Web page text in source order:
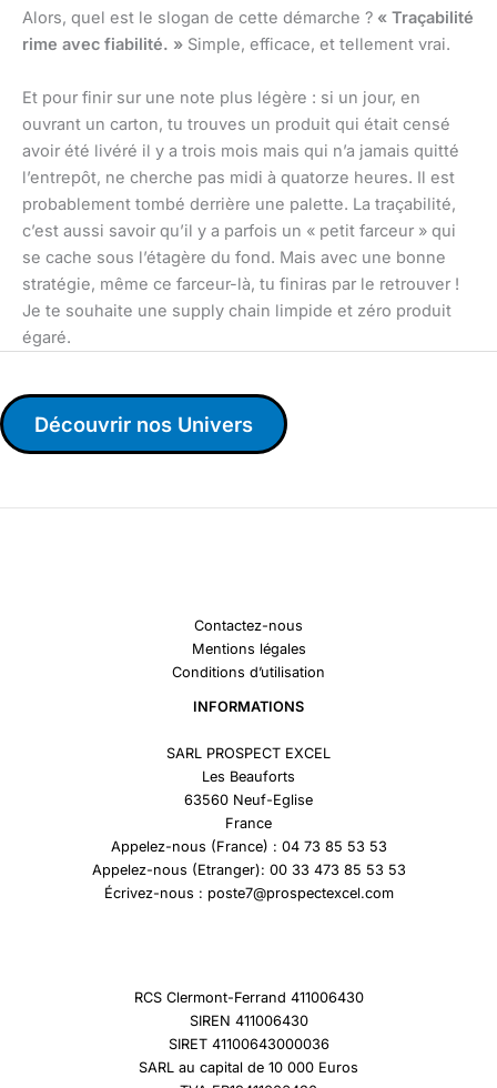
Alors, quel est le slogan de cette démarche ? « Traçabilité
rime avec fiabilité. » Simple, efficace, et tellement vrai.
Et pour finir sur une note plus légère : si un jour, en
ouvrant un carton, tu trouves un produit qui était censé
avoir été livéré il y a trois mois mais qui n’a jamais quitté
l’entrepôt, ne cherche pas midi à quatorze heures. Il est
probablement tombé derrière une palette. La traçabilité,
c’est aussi savoir qu’il y a parfois un « petit farceur » qui
se cache sous l’étagère du fond. Mais avec une bonne
stratégie, même ce farceur-là, tu finiras par le retrouver !
Je te souhaite une supply chain limpide et zéro produit
égaré.
Découvrir nos Univers
Contactez-nous
Mentions légales
Conditions d’utilisation
INFORMATIONS
SARL PROSPECT EXCEL
Les Beauforts
63560 Neuf-Eglise
France
Appelez-nous (France) : 04 73 85 53 53
Appelez-nous (Etranger): 00 33 473 85 53 53
Écrivez-nous : poste7@prospectexcel.com
RCS Clermont-Ferrand 411006430
SIREN 411006430
SIRET 41100643000036
SARL au capital de 10 000 Euros